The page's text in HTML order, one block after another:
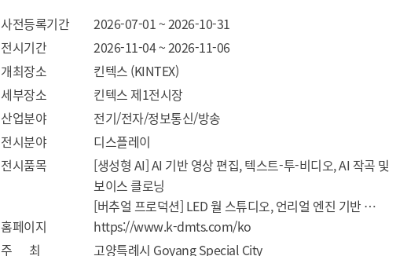
사전등록기간
2026-07-01 ~ 2026-10-31
전시기간
2026-11-04 ~ 2026-11-06
개최장소
킨텍스 (KINTEX)
세부장소
킨텍스 제1전시장
산업분야
전기/전자/정보통신/방송
전시분야
디스플레이
전시품목
[생성형 AI] AI 기반 영상 편집, 텍스트-투-비디오, AI 작곡 및
보이스 클로닝
[버추얼 프로덕션] LED 월 스튜디오, 언리얼 엔진 기반
시각효과(VFX)
[디지털 휴먼 & 아바타] 가상 인플루언서 제작 솔루션, 모션
홈페이지
https://www.k-dmts.com/ko
주 최
고양특례시 Goyang Special City